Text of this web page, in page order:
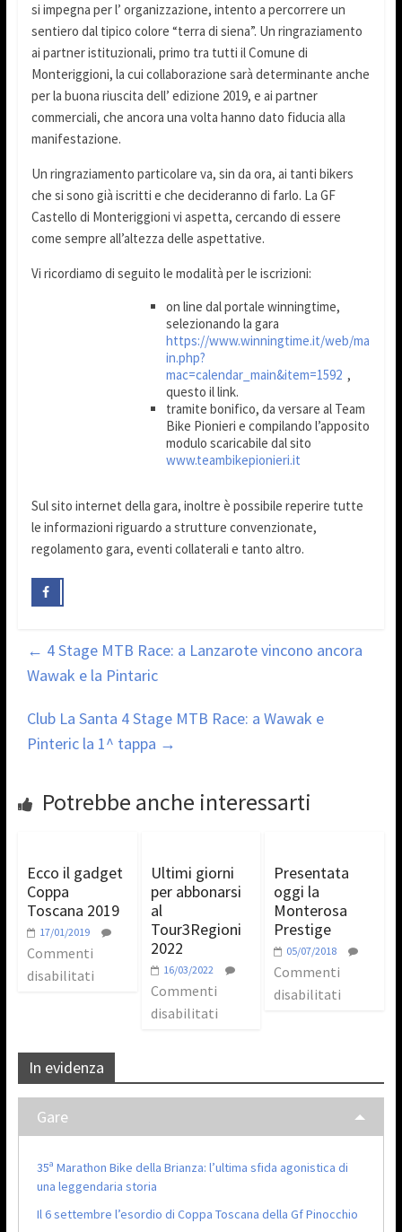
si impegna per l’ organizzazione, intento a percorrere un
sentiero dal tipico colore “terra di siena”. Un ringraziamento
ai partner istituzionali, primo tra tutti il Comune di
Monteriggioni, la cui collaborazione sarà determinante anche
per la buona riuscita dell’ edizione 2019, e ai partner
commerciali, che ancora una volta hanno dato fiducia alla
manifestazione.
Un ringraziamento particolare va, sin da ora, ai tanti bikers
che si sono già iscritti e che decideranno di farlo. La GF
Castello di Monteriggioni vi aspetta, cercando di essere
come sempre all’altezza delle aspettative.
Vi ricordiamo di seguito le modalità per le iscrizioni:
on line dal portale winningtime,
selezionando la gara
https://www.winningtime.it/web/ma
in.php?
mac=calendar_main&item=1592,
questo il link.
tramite bonifico, da versare al Team
Bike Pionieri e compilando l’apposito
modulo scaricabile dal sito
www.teambikepionieri.it
Sul sito internet della gara, inoltre è possibile reperire tutte
le informazioni riguardo a strutture convenzionate,
regolamento gara, eventi collaterali e tanto altro.
← 4 Stage MTB Race: a Lanzarote vincono ancora
Wawak e la Pintaric
Club La Santa 4 Stage MTB Race: a Wawak e
Pinteric la 1^ tappa →
Potrebbe anche interessarti
Ecco il gadget
Coppa
Toscana 2019
17/01/2019
Commenti
disabilitati
Ultimi giorni
per abbonarsi
al
Tour3Regioni
2022
16/03/2022
Commenti
disabilitati
Presentata
oggi la
Monterosa
Prestige
05/07/2018
Commenti
disabilitati
In evidenza
Gare
35ª Marathon Bike della Brianza: l’ultima sfida agonistica di
una leggendaria storia
Il 6 settembre l’esordio di Coppa Toscana della Gf Pinocchio